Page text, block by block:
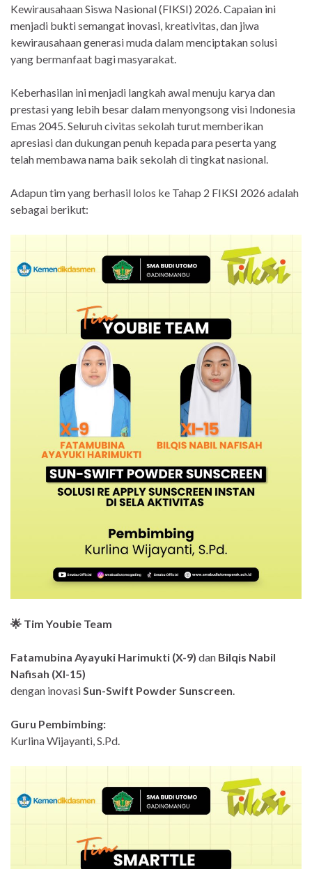
Kewirausahaan Siswa Nasional (FIKSI) 2026. Capaian ini
menjadi bukti semangat inovasi, kreativitas, dan jiwa
kewirausahaan generasi muda dalam menciptakan solusi
yang bermanfaat bagi masyarakat.
Keberhasilan ini menjadi langkah awal menuju karya dan
prestasi yang lebih besar dalam menyongsong visi Indonesia
Emas 2045. Seluruh civitas sekolah turut memberikan
apresiasi dan dukungan penuh kepada para peserta yang
telah membawa nama baik sekolah di tingkat nasional.
Adapun tim yang berhasil lolos ke Tahap 2 FIKSI 2026 adalah
sebagai berikut:
🌟 Tim Youbie Team
Fatamubina Ayayuki Harimukti (X-9) dan Bilqis Nabil
Nafisah (XI-15)
dengan inovasiSun-Swift Powder Sunscreen.
Guru Pembimbing:
Kurlina Wijayanti, S.Pd.